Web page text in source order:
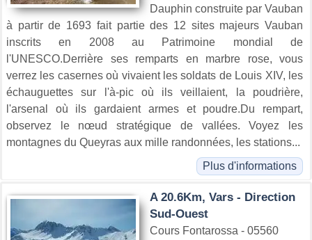
Dauphin construite par Vauban
à partir de 1693 fait partie des 12 sites majeurs Vauban
inscrits en 2008 au Patrimoine mondial de
l'UNESCO.Derrière ses remparts en marbre rose, vous
verrez les casernes où vivaient les soldats de Louis XIV, les
échauguettes sur l'à-pic où ils veillaient, la poudrière,
l'arsenal où ils gardaient armes et poudre.Du rempart,
observez le nœud stratégique de vallées. Voyez les
montagnes du Queyras aux mille randonnées, les stations...
Plus d'informations
A 20.6Km, Vars - Direction
Sud-Ouest
Cours Fontarossa - 05560